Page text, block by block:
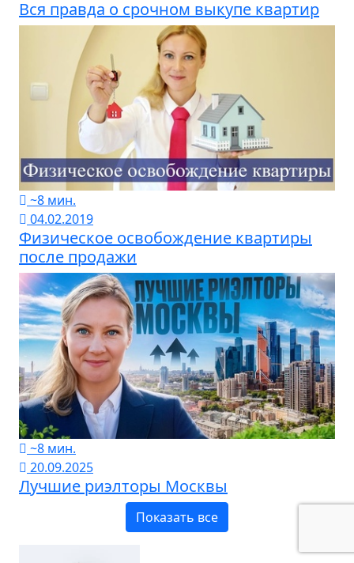
Вся правда о срочном выкупе квартир
~8 мин.
04.02.2019
Физическое освобождение квартиры
после продажи
~8 мин.
20.09.2025
Лучшие риэлторы Москвы
Показать все